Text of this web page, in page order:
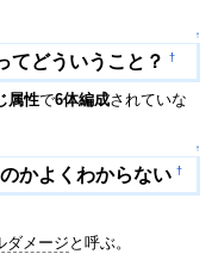
↑
てどういうこと？ †
属性で6体編成されていな
↑
かよくわからない †
ダメージと呼ぶ。